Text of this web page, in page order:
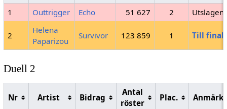
1 Outtrigger Echo 51 627 2 Utslagen
2
Helena
Paparizou
Survivor 123 859 1 Till final
Duell 2
Nr Artist Bidrag
Antal
röster
Plac.